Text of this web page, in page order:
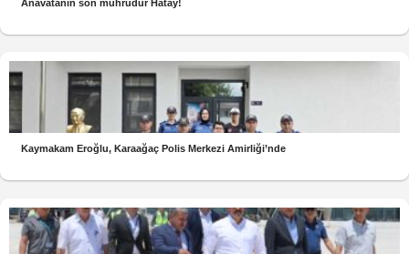
Anavatanın son mührüdür Hatay!
Kaymakam Eroğlu, Karaağaç Polis Merkezi Amirliği’nde